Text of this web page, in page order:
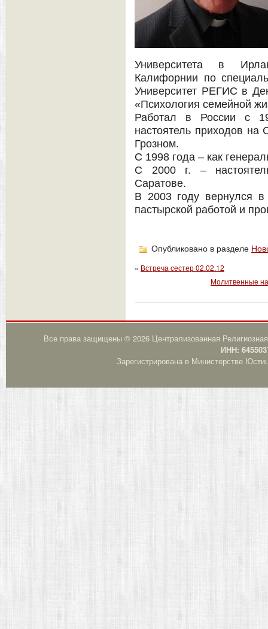
Университета в
Калифорнии по
Университет РЕГИС в
«Психология семейной
Работал в России с
настоятель приходов на
Грозном.
С 1998 года – как
С 2000 г. –
Саратове.
В 2003 году вернулся
пастырской работой и
Опубликовано в разделе
« Встреча сестер 02.02.12
Молитвенные
Все права защищены © 2026 Централизованная
ИНН:
Зарегистрирована в Министерстве